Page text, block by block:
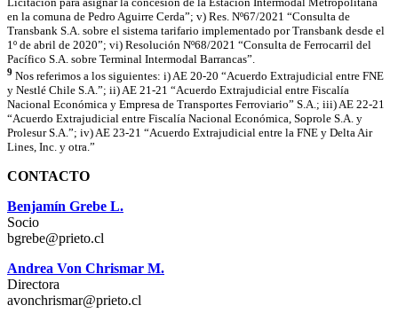
en la comuna de Pedro Aguirre Cerda”; v) Res. Nº67/2021 “Consulta de
Transbank S.A. sobre el sistema tarifario implementado por Transbank desde el
1º de abril de 2020”; vi) Resolución Nº68/2021 “Consulta de Ferrocarril del
Pacífico S.A. sobre Terminal Intermodal Barrancas”.
9 Nos referimos a los siguientes: i) AE 20-20 “Acuerdo Extrajudicial entre FNE
y Nestlé Chile S.A.”; ii) AE 21-21 “Acuerdo Extrajudicial entre Fiscalía
Nacional Económica y Empresa de Transportes Ferroviario” S.A.; iii) AE 22-21
“Acuerdo Extrajudicial entre Fiscalía Nacional Económica, Soprole S.A. y
Prolesur S.A.”; iv) AE 23-21 “Acuerdo Extrajudicial entre la FNE y Delta Air
Lines, Inc. y otra.”
CONTACTO
Benjamín Grebe L.
Socio
bgrebe@prieto.cl
Andrea Von Chrismar M.
Directora
avonchrismar@prieto.cl